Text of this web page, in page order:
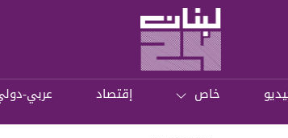
خاص إقتصاد عربي-